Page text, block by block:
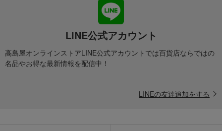
LINE公式アカウント
高島屋オンラインストアLINE公式アカウントでは百貨店ならではの
名品やお得な最新情報を配信中！
LINEの友達追加をする